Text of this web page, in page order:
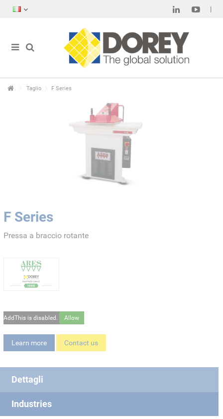
Taglio F Series
F Series
Pressa a braccio rotante
AddThis is disabled. Allow
Learn more Contact us
Dettagli
Industries